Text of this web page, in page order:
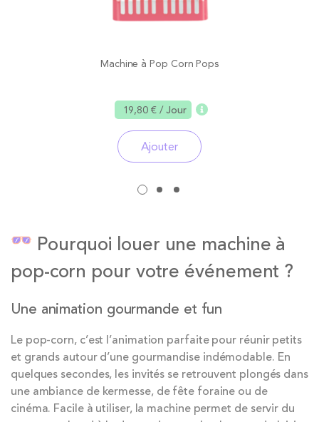
Machine à Pop Corn Pops
19,80 €/ Jour
Ajouter
Pourquoi louer une machine à
pop-corn pour votre événement ?
Une animation gourmande et fun
Le pop-corn, c’est l’animation parfaite pour réunir petits
et grands autour d’une gourmandise indémodable. En
quelques secondes, les invités se retrouvent plongés dans
une ambiance de kermesse, de fête foraine ou de
cinéma. Facile à utiliser, la machine permet de servir du